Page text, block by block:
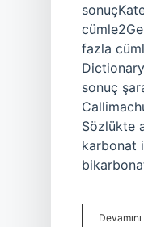
fazla
sonuç
Sözlükte
karbonat